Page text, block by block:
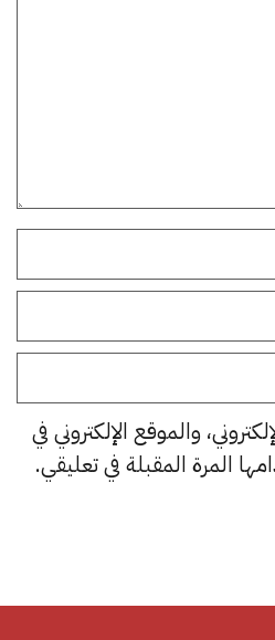
والموقع الإلكتروني في
المرة المقبلة في تعليقي.